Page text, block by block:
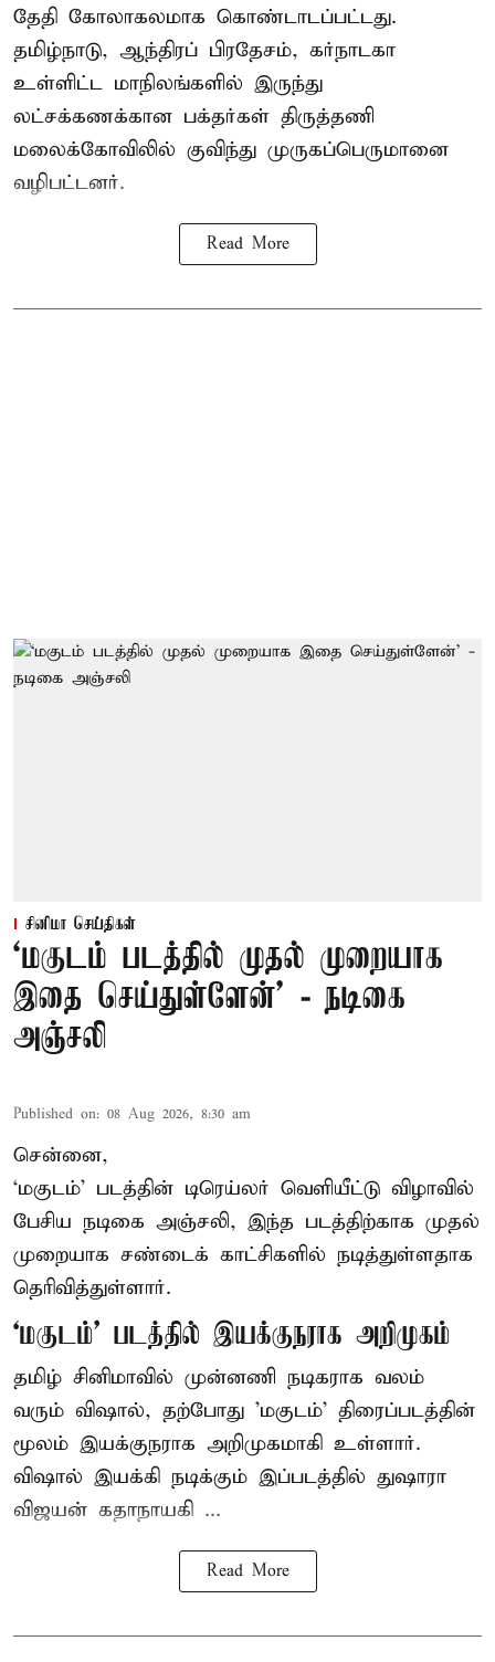
தேதி கோலாகலமாக கொண்டாடப்பட்டது.
தமிழ்நாடு, ஆந்திரப் பிரதேசம், கர்நாடகா
உள்ளிட்ட மாநிலங்களில் இருந்து
லட்சக்கணக்கான பக்தர்கள் திருத்தணி
மலைக்கோவிலில் குவிந்து முருகப்பெருமானை
வழிபட்டனர்.
Read More
சினிமா செய்திகள்
‘மகுடம் படத்தில் முதல் முறையாக
இதை செய்துள்ளேன்’ - நடிகை
அஞ்சலி
Published on: 08 Aug 2026, 8:30 am
சென்னை,
‘மகுடம்’ படத்தின் டிரெய்லர் வெளியீட்டு விழாவில்
பேசிய நடிகை அஞ்சலி, இந்த படத்திற்காக முதல்
முறையாக சண்டைக் காட்சிகளில் நடித்துள்ளதாக
தெரிவித்துள்ளார்.
‘மகுடம்’ படத்தில் இயக்குநராக அறிமுகம்
தமிழ் சினிமாவில் முன்னணி நடிகராக வலம்
வரும் விஷால், தற்போது 'மகுடம்' திரைப்படத்தின்
மூலம் இயக்குநராக அறிமுகமாகி உள்ளார்.
விஷால் இயக்கி நடிக்கும் இப்படத்தில் துஷாரா
விஜயன் கதாநாயகி ...
Read More